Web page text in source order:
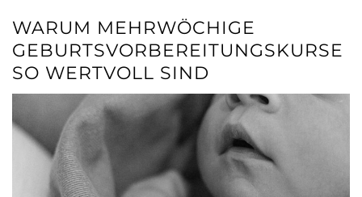
WARUM MEHRWÖCHIGE
GEBURTSVORBEREITUNGSKURSE
SO WERTVOLL SIND